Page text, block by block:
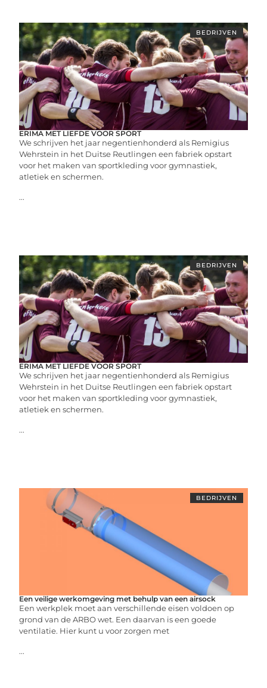
BEDRIJVEN
ERIMA MET LIEFDE VOOR SPORT
We schrijven het jaar negentienhonderd als Remigius
Wehrstein in het Duitse Reutlingen een fabriek opstart
voor het maken van sportkleding voor gymnastiek,
atletiek en schermen.
...
BEDRIJVEN
ERIMA MET LIEFDE VOOR SPORT
We schrijven het jaar negentienhonderd als Remigius
Wehrstein in het Duitse Reutlingen een fabriek opstart
voor het maken van sportkleding voor gymnastiek,
atletiek en schermen.
...
BEDRIJVEN
Een veilige werkomgeving met behulp van een airsock
Een werkplek moet aan verschillende eisen voldoen op
grond van de ARBO wet. Een daarvan is een goede
ventilatie. Hier kunt u voor zorgen met
...